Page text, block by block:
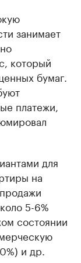
занимает
который
бумаг.
платежи,
для
на
5-6%
состоянии
и др.